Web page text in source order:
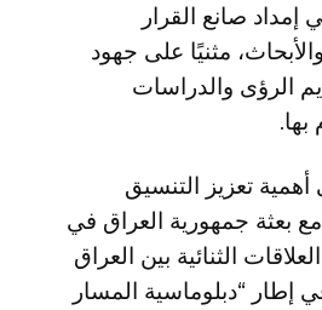
صانع القرار
مثنيًا على جهود
الرؤى والدراسات
تعزيز التنسيق
بعثة جمهورية العراق في
الثنائية بين العراق
إطار “دبلوماسية المسار